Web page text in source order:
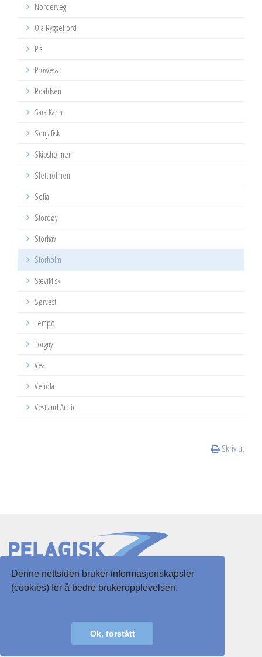
Denne nettsiden bruker informasjonskapsler
(cookies) for å bedre brukeropplevelsen.
Ok, forstått
Norderveg
Ola Ryggefjord
Pia
Prowess
Roaldsen
Sara Karin
Senjafisk
Skipsholmen
Slettholmen
Sofia
Stordøy
Storhav
Storholm
Sævikfisk
Sørvest
Tempo
Torgny
Vea
Vendla
Vestland Arctic
Skriv ut
Slottsgaten 3
post@pelagisk.net
Personvernerklæring